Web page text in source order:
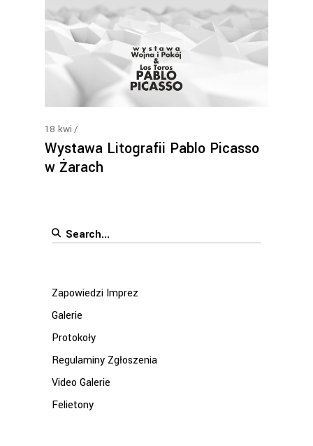
18 kwi
Wystawa Litografii Pablo Picasso
w Żarach
Search
Zapowiedzi Imprez
Galerie
Protokoły
Regulaminy Zgłoszenia
Video Galerie
Felietony